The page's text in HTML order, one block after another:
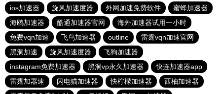
ios加速器
旋风加速度器 外网加速免费软件
蜜蜂加速器
海鸥加速器
酷通加速器官网
海外加速器试用一小时
免费vqn加速
飞鸟加速器 outline
雷霆vqn加速官网
黑洞加速
旋风加速度器
飞狗加速器
instagram免费加速器
黑洞vp永久加速器
快连加速器app
雷霆加器速
闪电猫加速器 快柠檬加速器
西柚加速器